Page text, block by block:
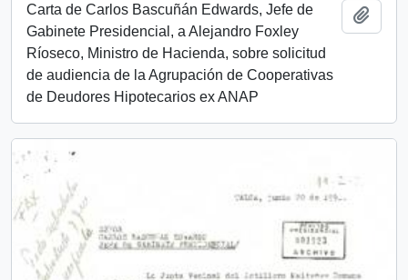
Carta de Carlos Bascuñán Edwards, Jefe de
Gabinete Presidencial, a Alejandro Foxley
Ríoseco, Ministro de Hacienda, sobre solicitud
de audiencia de la Agrupación de Cooperativas
de Deudores Hipotecarios ex ANAP